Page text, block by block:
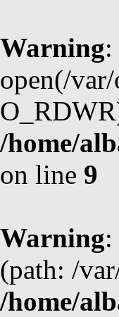
Warning
open(/
/home/
on line 9
Warning
(path: /
/home/